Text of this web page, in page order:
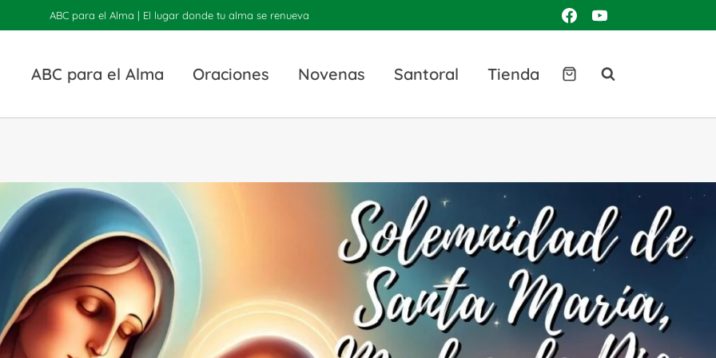
ABC para el Alma | El lugar donde tu alma se renueva
ABC para el Alma Oraciones Novenas Santoral Tienda